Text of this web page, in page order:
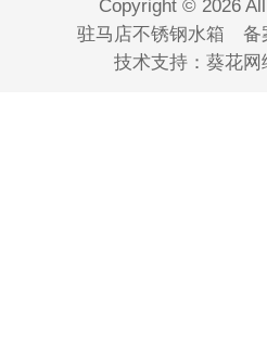
Copyright © 2026
驻马店不锈钢水箱 备
技术支持： 葵花网